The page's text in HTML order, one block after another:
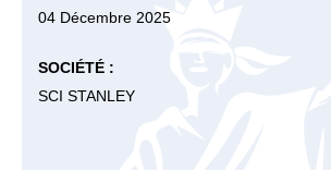
04 Décembre 2025
SOCIÉTÉ :
SCI STANLEY